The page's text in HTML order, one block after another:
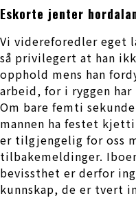
Eskorte jenter
Vi videreforedler eget
så privilegert at han
opphold mens han
arbeid, for i ryggen
Om bare femti
mannen ha festet
er tilgjengelig for oss
tilbakemeldinger.
bevissthet er derfor
kunnskap, de er tvert